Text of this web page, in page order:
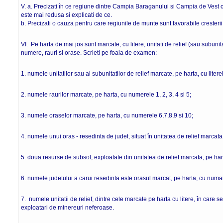
V. a. Precizati în ce regiune dintre Campia Baraganului si Campia de Vest
este mai redusa si explicati de ce. 4
b. Precizati o cauza pentru care regiunile de munte sunt favorabile
VI. Pe harta de mai jos sunt marcate, cu litere, unitati de relief (sau
numere, rauri si orase. Scrieti pe foaia de examen:
1. numele unitatilor sau al subunitatilor de relief marcate, pe harta, cu
2. numele raurilor marcate, pe harta, cu numerele 1, 2, 3, 4 si 5;
3. numele oraselor marcate, pe harta, cu numerele 6,7,8,9 si 10;
4. numele unui oras - resedinta de judet, situat în unitatea de relief
5. doua resurse de subsol, exploatate din unitatea de relief marcata, pe
6. numele judetului a carui resedinta este orasul marcat, pe harta, cu
7. numele unitatii de relief, dintre cele marcate pe harta cu litere, în care
exploatari de minereuri neferoase. 20